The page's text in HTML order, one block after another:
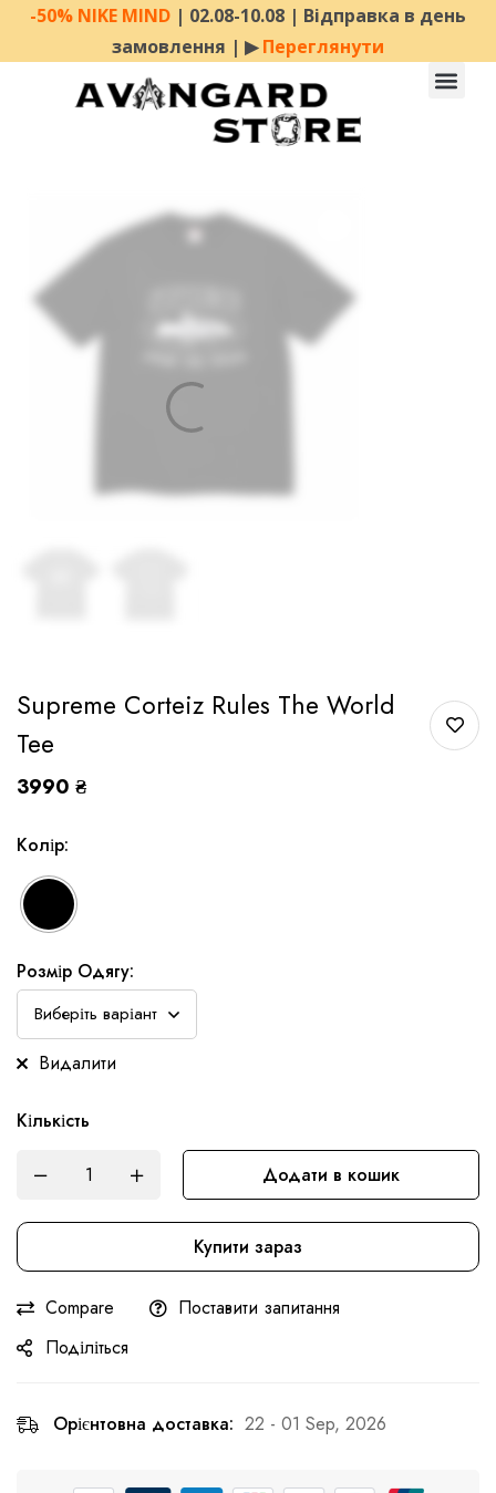
-50% NIKE MIND | 02.08-10.08 | Відправка в день
замовлення | ▶︎Переглянути
Supreme Corteiz Rules The World
Tee
3990 ₴
Колір:
Розмір Одягу:
Видалити
Кількість
Додати в кошик
Купити зараз
Compare
Поставити запитання
Поділіться
Орієнтовна доставка: 22 - 01 Sep, 2026